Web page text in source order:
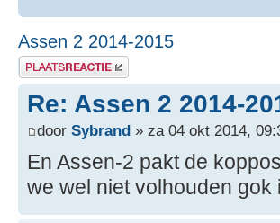
Assen 2 2014-2015
Plaats een reactie
Re: Assen 2 2014-
door Sybrand » za 04 okt 2014,
En Assen-2 pakt de
we wel niet volhouden gok